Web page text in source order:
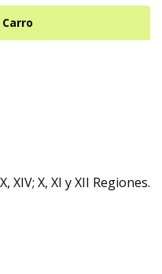
XIV; X, XI y XII Regiones.